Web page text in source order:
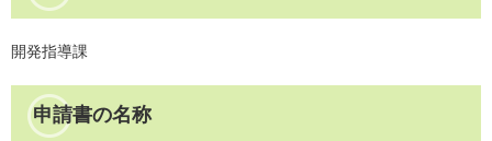
開発指導課
申請書の名称